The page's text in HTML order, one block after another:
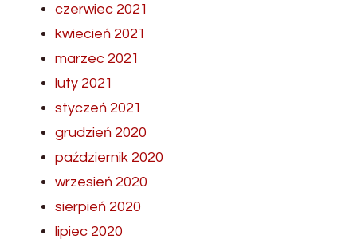
czerwiec 2021
kwiecień 2021
marzec 2021
luty 2021
styczeń 2021
grudzień 2020
październik 2020
wrzesień 2020
sierpień 2020
lipiec 2020